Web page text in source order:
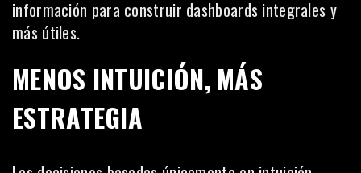
información para construir dashboards integrales y
más útiles.
MENOS INTUICIÓN, MÁS
ESTRATEGIA